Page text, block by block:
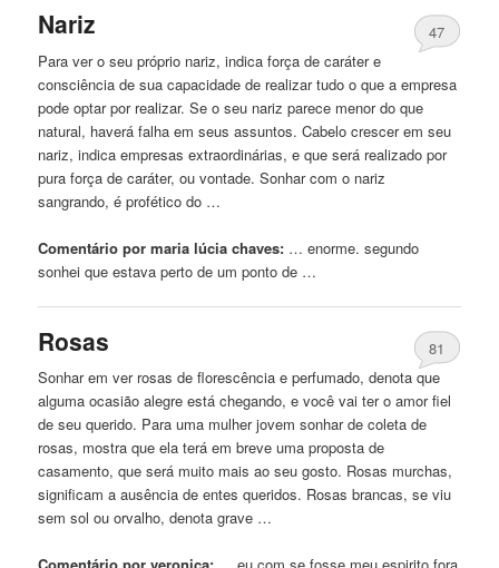
Nariz
47
Para ver o seu próprio nariz, indica força de caráter e
consciência de sua capacidade de realizar tudo o que a empresa
pode optar por realizar. Se o seu nariz parece menor do que
natural, haverá falha em seus assuntos. Cabelo crescer em seu
nariz, indica empresas extraordinárias, e que será realizado por
pura força de caráter, ou vontade. Sonhar com o nariz
sangrando, é profético do …
Comentário por maria lúcia chaves: … enorme. segundo
sonhei que estava perto de um ponto de …
Rosas
81
Sonhar em ver rosas de florescência e perfumado, denota que
alguma ocasião alegre está chegando, e você vai ter o amor fiel
de seu querido. Para uma mulher jovem sonhar de coleta de
rosas, mostra que ela terá em breve uma proposta de
casamento, que será muito mais ao seu gosto. Rosas murchas,
significam a ausência de entes queridos. Rosas brancas, se viu
sem sol ou orvalho, denota grave …